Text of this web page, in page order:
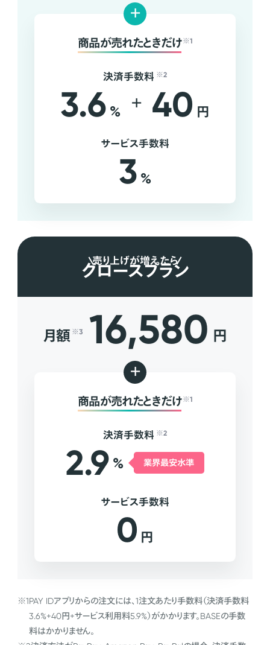
+
商品が売れたときだけ ※1
決済手数料 ※2
3.6 % + 40 円
サービス手数料
3 %
売り上げが増えたら
グロースプラン
月額 ※3 16,580 円
+
商品が売れたときだけ ※1
決済手数料 ※2
2.9 % 業界最安水準
サービス手数料
0 円
※1PAY IDアプリからの注文には、1注文あたり手数料（決済手数料
3.6%+40円+サービス利用料5.9%）がかかります。BASEの手数
料はかかりません。